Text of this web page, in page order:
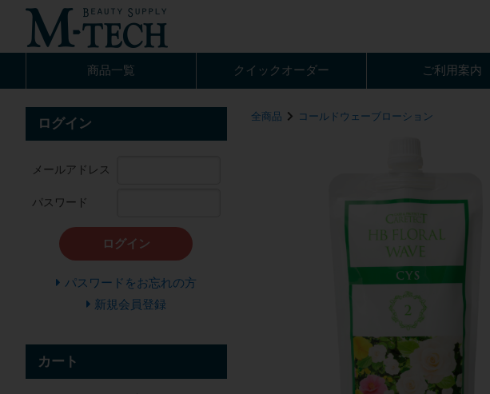
商品一覧 クイック オーダー ご利用案内
全商品 コールドウェーブローション
ログイン
メールアドレス
パスワード
ログイン
パスワードをお忘れの方
新規会員登録
カート